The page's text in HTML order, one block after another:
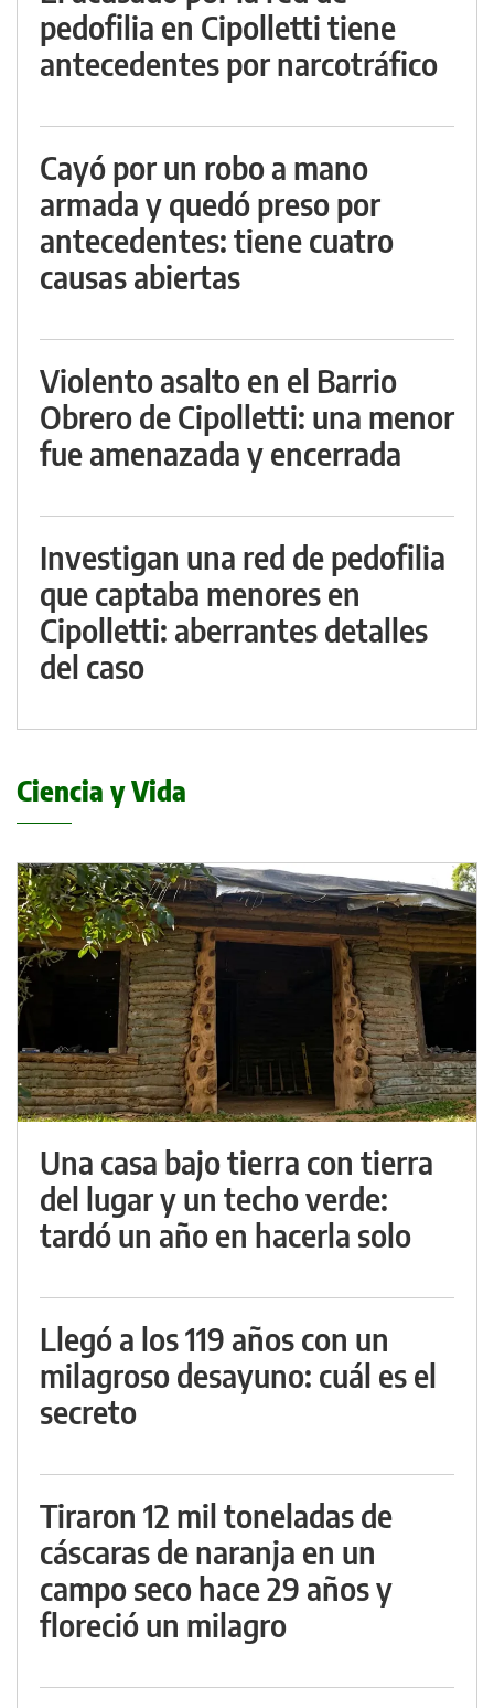
pedofilia en Cipolletti tiene
antecedentes por narcotráfico
Cayó por un robo a mano
armada y quedó preso por
antecedentes: tiene cuatro
causas abiertas
Violento asalto en el Barrio
Obrero de Cipolletti: una menor
fue amenazada y encerrada
Investigan una red de pedofilia
que captaba menores en
Cipolletti: aberrantes detalles
del caso
Ciencia y Vida
Una casa bajo tierra con tierra
del lugar y un techo verde:
tardó un año en hacerla solo
Llegó a los 119 años con un
milagroso desayuno: cuál es el
secreto
Tiraron 12 mil toneladas de
cáscaras de naranja en un
campo seco hace 29 años y
floreció un milagro